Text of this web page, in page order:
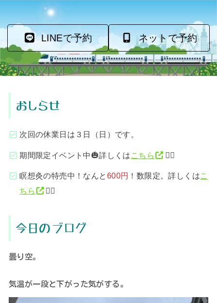
LINEで予約 ネットで予約
おしらせ
次回の休業日は３日（日）です。
期間限定イベント中🎃詳しくは こちら 💁‍♂️
瞑想灸の特売中！なんと 600円 ！数限定。詳しくはこ
ちら
💁‍♂️
今日のブログ
曇り空。
気温が一段と下がった気がする。